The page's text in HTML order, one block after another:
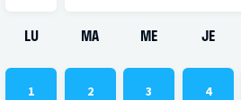
LU MA ME JE
1 2 3 4